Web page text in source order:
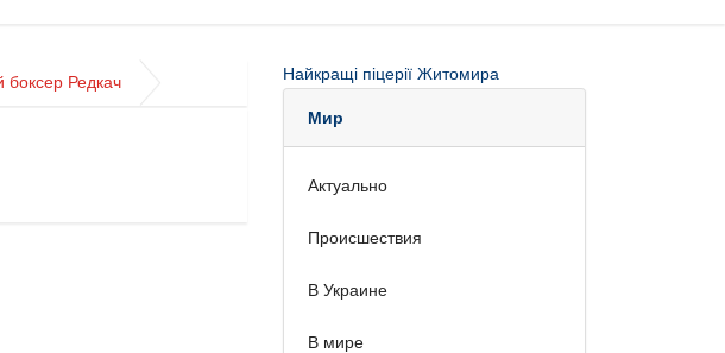
боксер Редкач Найкращі піцерії Житомира
Мир
Актуально
Происшествия
В Украине
В мире